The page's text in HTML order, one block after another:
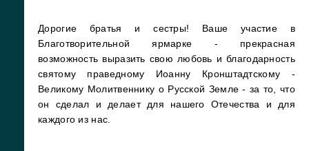
Дорогие братья и сестры! Ваше участие в
Благотворительной ярмарке - прекрасная
возможность выразить свою любовь и благодарность
святому праведному Иоанну Кронштадтскому -
Великому Молитвеннику о Русской Земле - за то, что
он сделал и делает для нашего Отечества и для
каждого из нас.